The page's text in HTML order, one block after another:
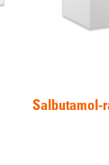
Salbutamol-